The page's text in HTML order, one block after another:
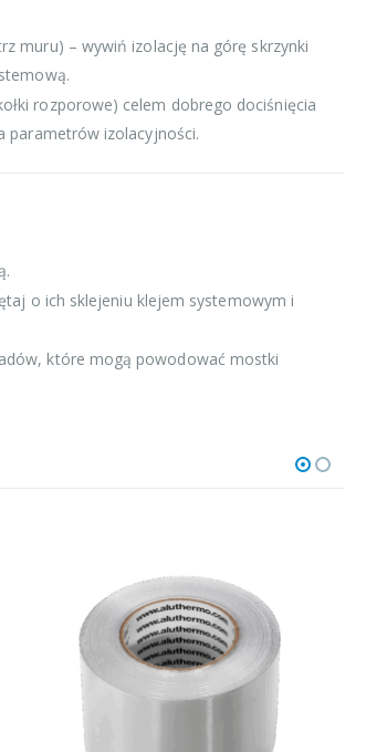
muru) – wywiń izolację na górę skrzynki
rozporowe) celem dobrego dociśnięcia
parametrów izolacyjności.
o ich sklejeniu klejem systemowym i
które mogą powodować mostki